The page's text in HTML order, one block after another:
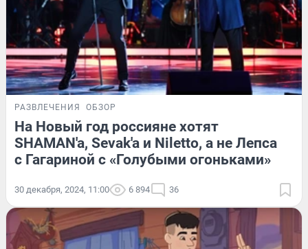
РАЗВЛЕЧЕНИЯ ОБЗОР
На Новый год россияне хотят
SHAMAN'a, Sevak'a и Niletto, а не Лепса
с Гагариной с «Голубыми огоньками»
30 декабря, 2024, 11:00 6 894 36